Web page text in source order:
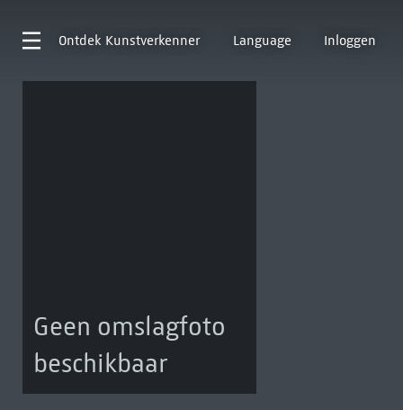
Ontdek Kunstverkenner Language Inloggen
Geen omslagfoto
beschikbaar